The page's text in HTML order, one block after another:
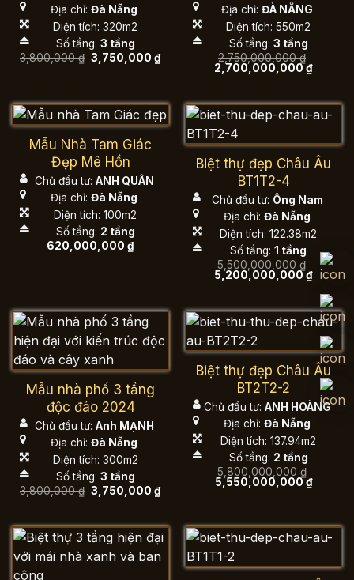
Địa chỉ: Đà Nẵng
Diện tích: 320m2
Số tầng: 3 tầng
3,800,000₫ Giá
gốc
3,750,000₫Giá
Địa chỉ: ĐÀ NẴNG
Diện tích: 550m2
Số tầng: 3 tầng
2,750,000,000₫
Giá
gốc
2,700,000,000₫Giá
Mẫu Nhà Tam Giác
Đẹp Mê Hồn
Chủ đầu tư: ANH QUÂN
Địa chỉ: Đà Nẵng
Diện tích: 100m2
Số tầng: 2 tầng
620,000,000 ₫
Biệt thự đẹp Châu Âu
BT1T2-4
Chủ đầu tư: Ông Nam
Địa chỉ: Đà Nẵng
Diện tích: 122.38m2
Số tầng: 1 tầng
5,500,000,000₫
Giá
gốc
5,200,000,000₫Giá
tại
là:
Mẫu nhà phố 3 tầng
độc đáo 2024
Chủ đầu tư: Anh MẠNH
Địa chỉ: Đà Nẵng
Diện tích: 300m2
Số tầng: 3 tầng
3,800,000₫ Giá
gốc
3,750,000₫Giá
3,750,000 ₫.
Biệt thự đẹp Châu Âu
BT2T2-2
Chủ đầu tư: ANH HOÀNG
Địa chỉ: Đà Nẵng
Diện tích: 137.94m2
Số tầng: 2 tầng
5,800,000,000₫
Giá
gốc
5,550,000,000₫Giá
hiện